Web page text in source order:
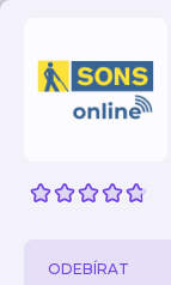
ODEBÍRAT